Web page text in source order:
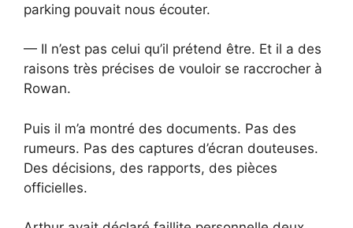
parking pouvait nous écouter.
— Il n’est pas celui qu’il prétend être. Et il a des
raisons très précises de vouloir se raccrocher à
Rowan.
Puis il m’a montré des documents. Pas des
rumeurs. Pas des captures d’écran douteuses.
Des décisions, des rapports, des pièces
officielles.